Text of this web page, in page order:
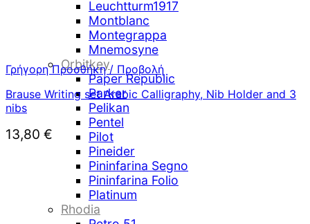
Leuchtturm1917
Montblanc
Montegrappa
Mnemosyne
Orbitkey
Paper Republic
Parker
Pelikan
Pentel
Pilot
Pineider
Pininfarina Segno
Pininfarina Folio
Platinum
Rhodia
Γρήγορη Προσθήκη / Προβολή
Brause Writing set Arabic Calligraphy, Nib Holder and 3
nibs
13,80 €